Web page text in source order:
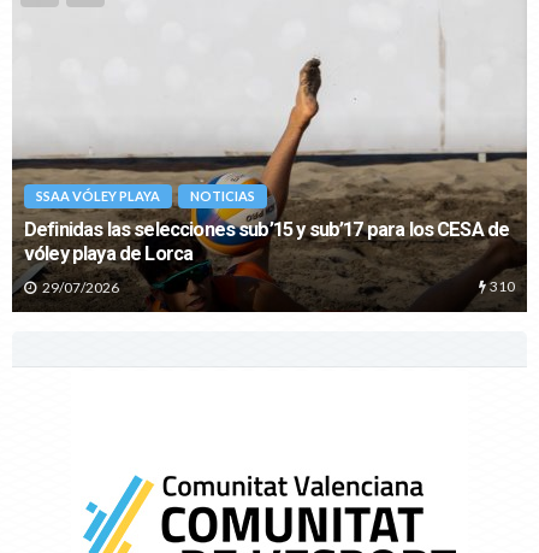
SSAA VÓLEY PLAYA NOTICIAS
Definidas las selecciones sub’15 y sub’17 para los CESA de
vóley playa de Lorca
29/07/2026 310